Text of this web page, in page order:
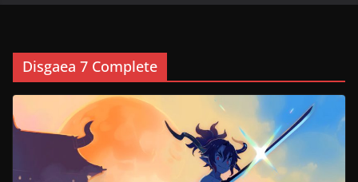
Disgaea 7 Complete